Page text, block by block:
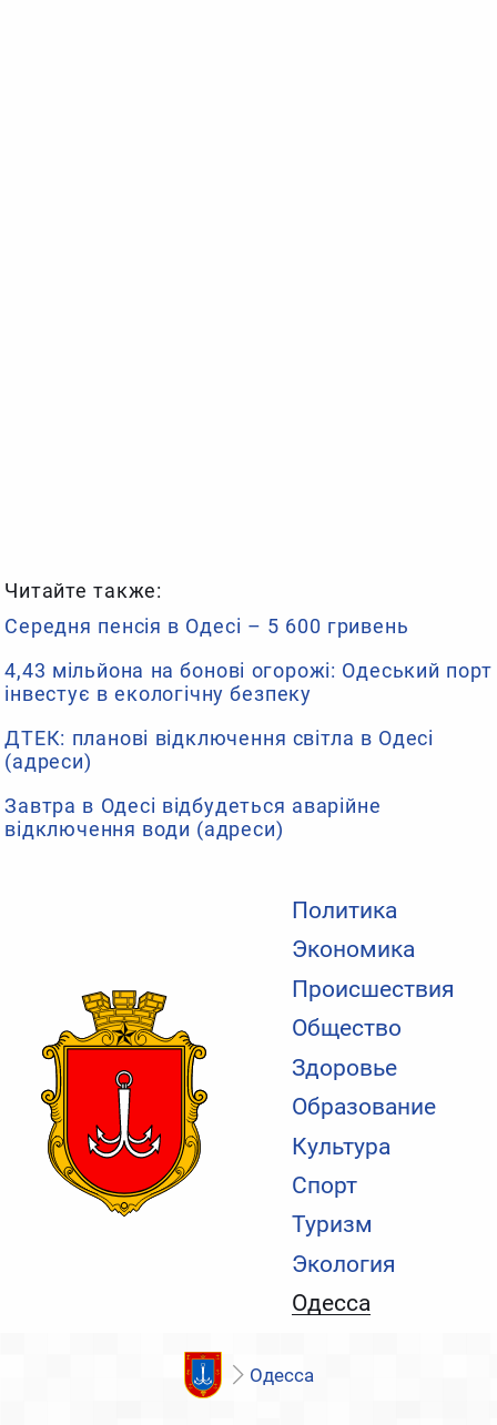
Политика
Экономика
Происшествия
Общество
Здоровье
Образование
Культура
Спорт
Туризм
Экология
Одесса
Читайте также:
Середня пенсія в Одесі – 5 600 гривень
4,43 мільйона на бонові огорожі: Одеський порт
інвестує в екологічну безпеку
ДТЕК: планові відключення світла в Одесі
(адреси)
Завтра в Одесі відбудеться аварійне
відключення води (адреси)
Одесса